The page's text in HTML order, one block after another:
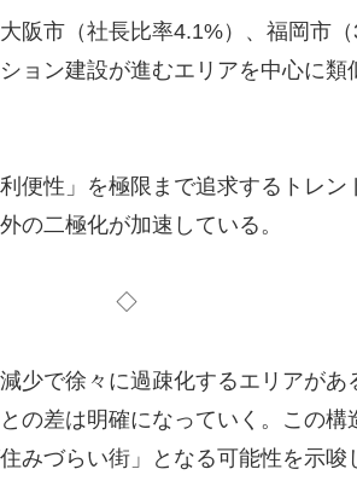
阪市（社長比率4.1%）、福岡市
ョン建設が進むエリアを中心に類
便性」を極限まで追求するトレン
の二極化が加速している。
◇
少で徐々に過疎化するエリアがあ
の差は明確になっていく。この構
みづらい街」となる可能性を示唆